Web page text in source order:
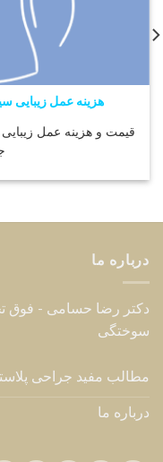
هزینه عمل زیبایی
قیمت و هزینه عمل زیبایی
درباره ما
دکتر رضا حسامی - فوق
سوختگی
مطالب مفید جراحی
درباره ما